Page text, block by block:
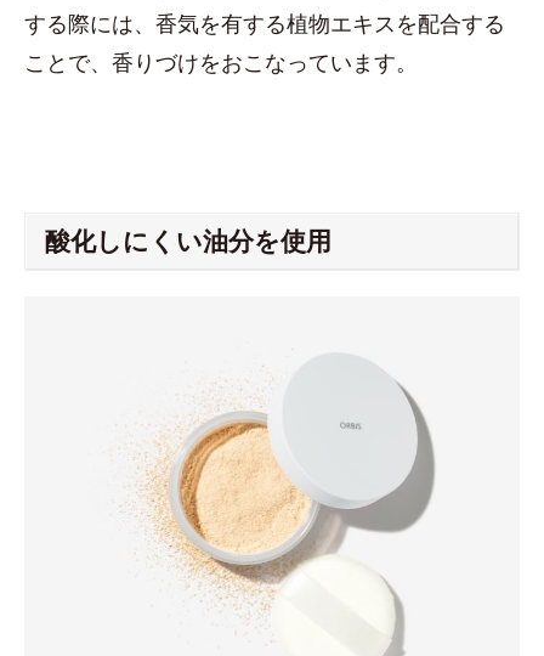
する際には、香気を有する植物エキスを配合する
ことで、香りづけをおこなっています。
酸化しにくい油分を使用